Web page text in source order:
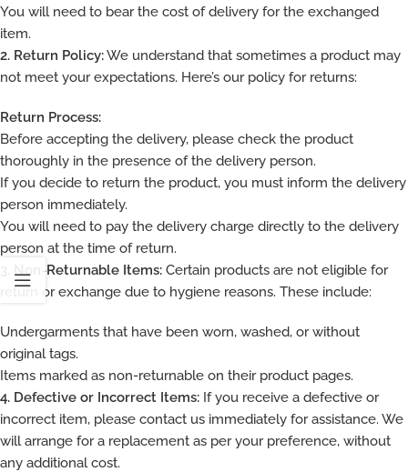
You will need to bear the cost of delivery for the exchanged
item.
2. Return Policy:We understand that sometimes a product may
not meet your expectations. Here’s our policy for returns:
Return Process:
Before accepting the delivery, please check the product
thoroughly in the presence of the delivery person.
If you decide to return the product, you must inform the delivery
person immediately.
You will need to pay the delivery charge directly to the delivery
person at the time of return.
3. Non-Returnable Items: Certain products are not eligible for
return or exchange due to hygiene reasons. These include:
Undergarments that have been worn, washed, or without
original tags.
Items marked as non-returnable on their product pages.
4. Defective or Incorrect Items: If you receive a defective or
incorrect item, please contact us immediately for assistance. We
will arrange for a replacement as per your preference, without
any additional cost.